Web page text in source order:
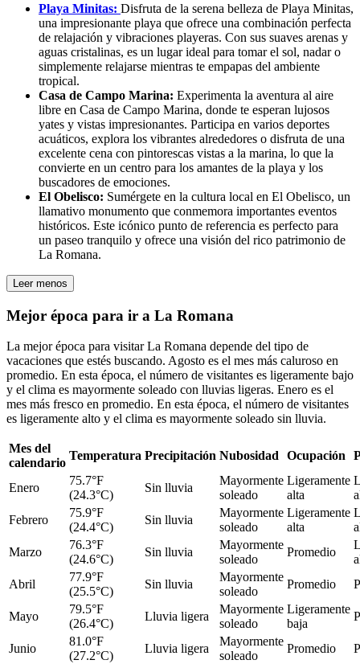
Playa Minitas: Disfruta de la serena belleza de Playa Minitas,
una impresionante playa que ofrece una combinación perfecta
de relajación y vibraciones playeras. Con sus suaves arenas y
aguas cristalinas, es un lugar ideal para tomar el sol, nadar o
simplemente relajarse mientras te empapas del ambiente
tropical.
Casa de Campo Marina: Experimenta la aventura al aire
libre en Casa de Campo Marina, donde te esperan lujosos
yates y vistas impresionantes. Participa en varios deportes
acuáticos, explora los vibrantes alrededores o disfruta de una
excelente cena con pintorescas vistas a la marina, lo que la
convierte en un centro para los amantes de la playa y los
buscadores de emociones.
El Obelisco: Sumérgete en la cultura local en El Obelisco, un
llamativo monumento que conmemora importantes eventos
históricos. Este icónico punto de referencia es perfecto para
un paseo tranquilo y ofrece una visión del rico patrimonio de
La Romana.
Leer menos
Mejor época para ir a La Romana
La mejor época para visitar La Romana depende del tipo de
vacaciones que estés buscando. Agosto es el mes más caluroso en
promedio. En esta época, el número de visitantes es ligeramente bajo
y el clima es mayormente soleado con lluvias ligeras. Enero es el
mes más fresco en promedio. En esta época, el número de visitantes
es ligeramente alto y el clima es mayormente soleado sin lluvia.
Mes del
calendario
Temperatura Precipitación Nubosidad Ocupación
Enero
75.7°F
(24.3°C)
Sin lluvia
Mayormente
soleado
Ligeramente
alta
Febrero
75.9°F
(24.4°C)
Sin lluvia
Mayormente
soleado
Ligeramente
alta
Marzo
76.3°F
(24.6°C)
Sin lluvia
Mayormente
soleado
Promedio
Abril
77.9°F
(25.5°C)
Sin lluvia
Mayormente
soleado
Promedio
Mayo
79.5°F
(26.4°C)
Lluvia ligera
Mayormente
soleado
Ligeramente
baja
Junio
81.0°F
(27.2°C)
Lluvia ligera
Mayormente
soleado
Promedio